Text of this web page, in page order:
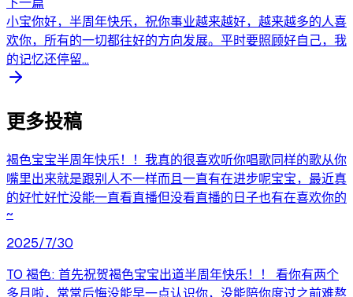
小宝你好，半周年快乐，祝你事业越来越好，越来越多的人喜
欢你，所有的一切都往好的方向发展。平时要照顾好自己，我
的记忆还停留...
更多投稿
褐色宝宝半周年快乐！！我真的很喜欢听你唱歌同样的歌从你
嘴里出来就是跟别人不一样而且一直有在进步呢宝宝，最近真
的好忙好忙没能一直看直播但没看直播的日子也有在喜欢你的
~
2025/7/30
TO 褐色: 首先祝贺褐色宝宝出道半周年快乐！！ 看你有两个
多月啦，常常后悔没能早一点认识你，没能陪你度过之前难熬